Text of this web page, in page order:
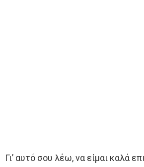
Γι’ αυτό σου λέω, να είμαι καλά